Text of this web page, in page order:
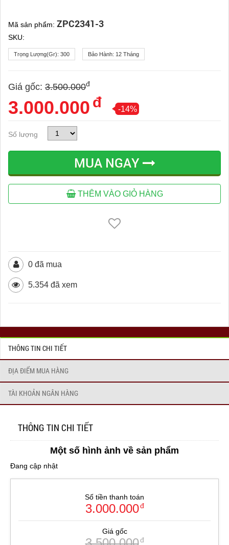
Mã sản phẩm: ZPC2341-3
SKU:
Trọng Lượng(gr): 300 Bảo Hành: 12 Tháng
Giá gốc: 3.500.000đ
3.000.000 đ -14%
Số lượng
MUA NGAY
THÊM VÀO GIỎ HÀNG
0 đã mua
5.354 đã xem
THÔNG TIN CHI TIẾT
ĐỊA ĐIỂM MUA HÀNG
TÀI KHOẢN NGÂN HÀNG
THÔNG TIN CHI TIẾT
Một số hình ảnh về sản phẩm
Đang cập nhật
Số tiền thanh toán
3.000.000đ
Giá gốc
đ